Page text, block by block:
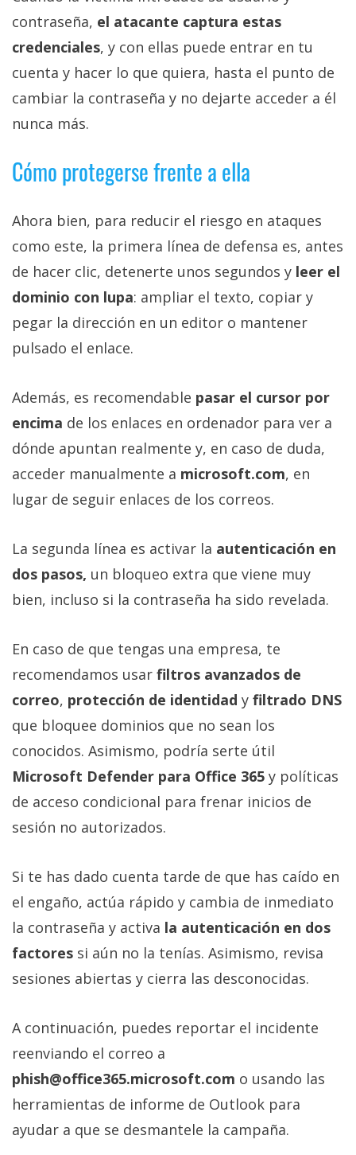
contraseña, el atacante captura estas
credenciales, y con ellas puede entrar en tu
cuenta y hacer lo que quiera, hasta el punto de
cambiar la contraseña y no dejarte acceder a él
nunca más.
Cómo protegerse frente a ella
Ahora bien, para reducir el riesgo en ataques
como este, la primera línea de defensa es, antes
de hacer clic, detenerte unos segundos y leer el
dominio con lupa: ampliar el texto, copiar y
pegar la dirección en un editor o mantener
pulsado el enlace.
Además, es recomendable pasar el cursor por
encima de los enlaces en ordenador para ver a
dónde apuntan realmente y, en caso de duda,
acceder manualmente a microsoft.com, en
lugar de seguir enlaces de los correos.
La segunda línea es activar la autenticación en
dos pasos, un bloqueo extra que viene muy
bien, incluso si la contraseña ha sido revelada.
En caso de que tengas una empresa, te
recomendamos usar filtros avanzados de
correo, protección de identidad y filtrado DNS
que bloquee dominios que no sean los
conocidos. Asimismo, podría serte útil
Microsoft Defender para Office 365 y políticas
de acceso condicional para frenar inicios de
sesión no autorizados.
Si te has dado cuenta tarde de que has caído en
el engaño, actúa rápido y cambia de inmediato
la contraseña y activa la autenticación en dos
factores si aún no la tenías. Asimismo, revisa
sesiones abiertas y cierra las desconocidas.
A continuación, puedes reportar el incidente
reenviando el correo a
phish@office365.microsoft.com o usando las
herramientas de informe de Outlook para
ayudar a que se desmantele la campaña.